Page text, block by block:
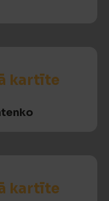
kartīte
kartīte